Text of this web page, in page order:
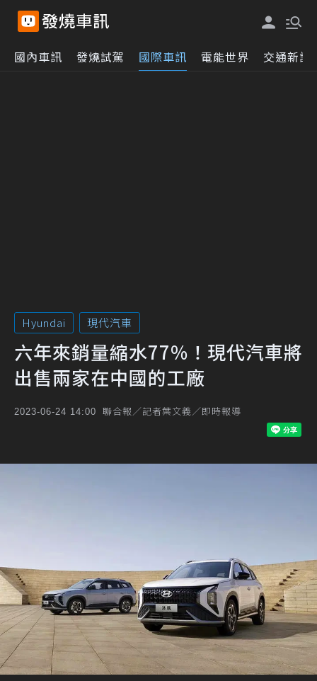
國內車訊 發燒試駕 國際車訊 電能世界 交通新訊
Hyundai 現代汽車
六年來銷量縮水77%！現代汽車將
出售兩家在中國的工廠
2023-06-24 14:00 聯合報／記者葉文義／即時報導